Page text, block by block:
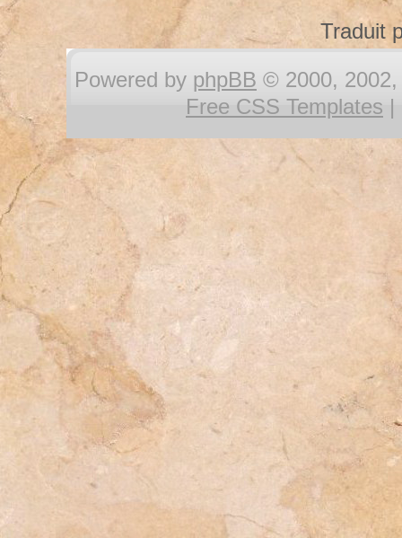
Traduit
Powered by phpBB © 2000, 2002,
Free CSS Templates |